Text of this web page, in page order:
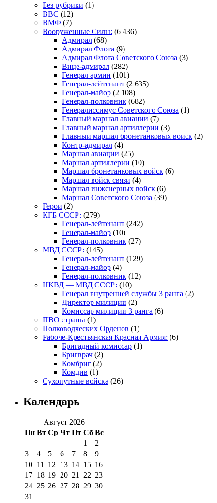
Без рубрики (1)
ВВС (12)
ВМФ (7)
Вооруженные Силы: (6 436)
Адмирал (68)
Адмирал Флота (9)
Адмирал Флота Советского Союза (3)
Вице-адмирал (282)
Генерал армии (101)
Генерал-лейтенант (2 635)
Генерал-майор (2 108)
Генерал-полковник (682)
Генералиссимус Советского Союза (1)
Главный маршал авиации (7)
Главный маршал артиллерии (3)
Главный маршал бронетанковых войск (2)
Контр-адмирал (4)
Маршал авиации (25)
Маршал артиллерии (10)
Маршал бронетанковых войск (6)
Маршал войск связи (4)
Маршал инженерных войск (6)
Маршал Советского Союза (39)
Герои (2)
КГБ СССР: (279)
Генерал-лейтенант (242)
Генерал-майор (10)
Генерал-полковник (27)
МВД СССР: (145)
Генерал-лейтенант (129)
Генерал-майор (4)
Генерал-полковник (12)
НКВД — МВД СССР: (10)
Генерал внутренней службы 3 ранга (2)
Директор милиции (2)
Комиссар милиции 3 ранга (6)
ПВО страны (1)
Полководческих Орденов (1)
Рабоче-Крестьянская Красная Армия: (6)
Бригадный комиссар (1)
Бригврач (2)
Комбриг (2)
Комдив (1)
Сухопутные войска (26)
Календарь
Август 2026
Пн Вт Ср Чт Пт Сб Вс
1
2
3
4 5 6 7 8
9
10 11 12 13 14 15 16
17 18 19 20 21 22 23
24 25 26 27 28 29 30
31